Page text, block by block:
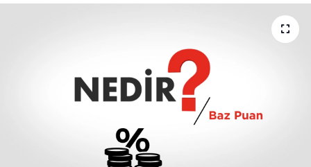
Şirket Haberleri
BIST 100 Isı Haritası
Ekonomik Takvim